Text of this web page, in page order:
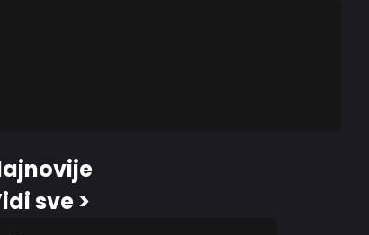
sve >